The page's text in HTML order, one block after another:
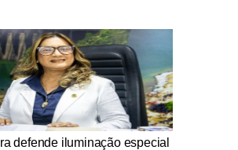
defende iluminação especial